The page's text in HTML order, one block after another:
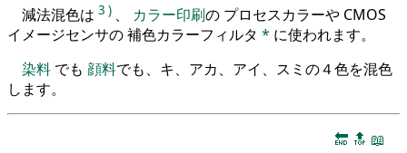
減法混色は 3 ) 、 カラー印刷の プロセスカラーや CMOS
イメージセンサの 補色カラーフィルタ * に使われます。
染料 でも 顔料でも、キ、アカ、アイ、スミの４色を混色
します。
🔚 🔝 📖